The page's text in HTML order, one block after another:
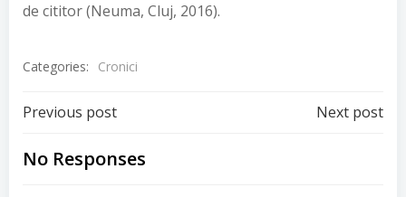
de cititor (Neuma, Cluj, 2016).
Categories: Cronici
Post
navigation
Previous post Next post
No Responses